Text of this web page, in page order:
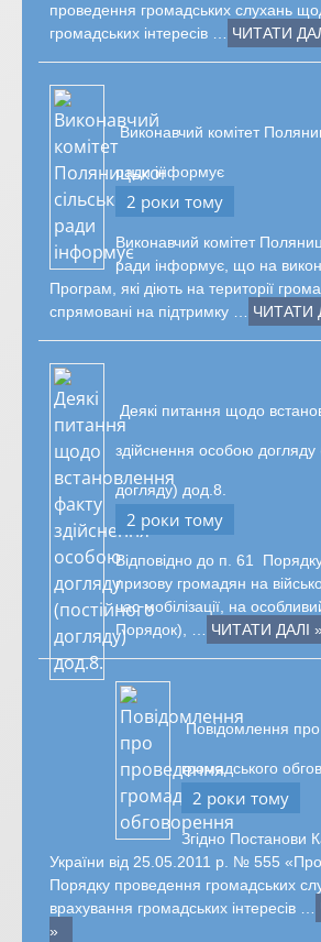
проведення громадських слухань
громадських інтересів …
ЧИТАТИ
Виконавчий комітет
ради інформує
2 роки тому
Виконавчий комітет
ради інформує, що на
Програм, які діють на території
спрямовані на підтримку …
ЧИТАТИ
Деякі питання щодо
здійснення особою догляду
догляду) дод.8.
2 роки тому
Відповідно до п. 61
призову громадян на
час мобілізації, на
Порядок), …
ЧИТАТИ ДАЛІ »
Повідомлення
громадського
2 роки тому
Згідно Постанови
України від 25.05.2011 р. № 555
Порядку проведення громадських
врахування громадських інтересів …
»